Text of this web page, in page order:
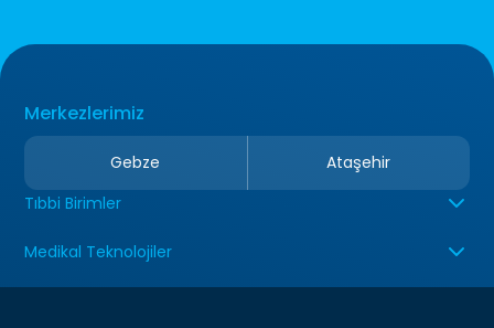
Merkezlerimiz
Gebze
Ataşehir
Tıbbi Birimler
Medikal Teknolojiler